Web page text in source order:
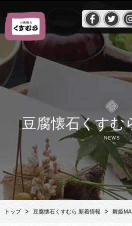
豆腐懐石くすむ
NEWS
トップ 豆腐懐石くすむら 新着情報 舞姫